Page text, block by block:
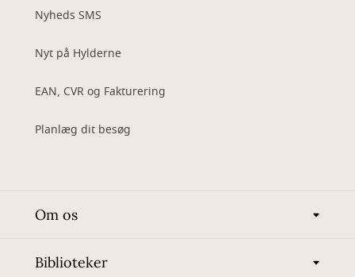
Nyheds SMS
Nyt på Hylderne
EAN, CVR og Fakturering
Planlæg dit besøg
Om os
Biblioteker